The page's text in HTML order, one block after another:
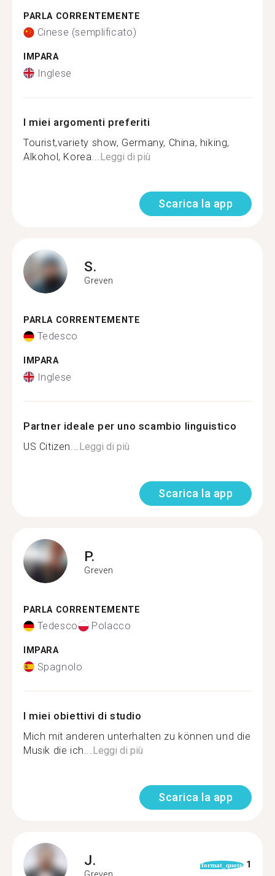
PARLA CORRENTEMENTE
Cinese (semplificato)
IMPARA
Inglese
I miei argomenti preferiti
Tourist,variety show, Germany, China, hiking,
Alkohol, Korea... Leggi di più
Scarica la app
S.
Greven
PARLA CORRENTEMENTE
Tedesco
IMPARA
Inglese
Partner ideale per uno scambio linguistico
US Citizen... Leggi di più
Scarica la app
P.
Greven
PARLA CORRENTEMENTE
Tedesco Polacco
IMPARA
Spagnolo
I miei obiettivi di studio
Mich mit anderen unterhalten zu können und die
Musik die ich... Leggi di più
Scarica la app
J. format_quote 1